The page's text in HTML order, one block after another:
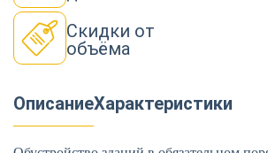
Скидки от
объёма
ОписаниеХарактеристики